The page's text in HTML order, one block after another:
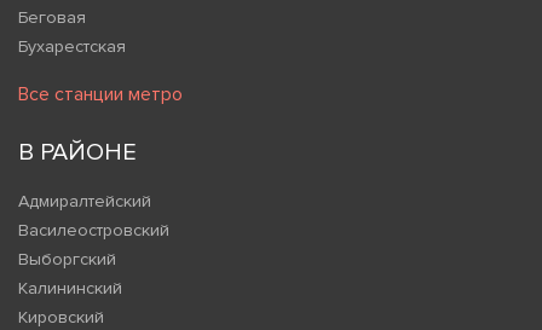
Беговая
Бухарестская
Все станции метро
В РАЙОНЕ
Адмиралтейский
Василеостровский
Выборгский
Калининский
Кировский